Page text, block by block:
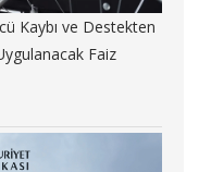
Kaybı ve Destekten
Faiz